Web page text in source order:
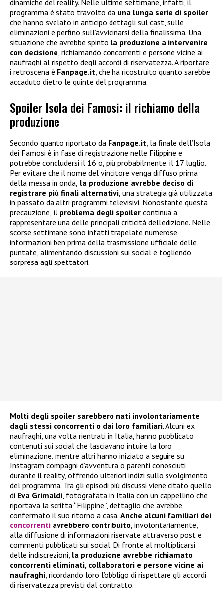
dinamiche del reality. Nelle ultime settimane, infatti, il
programma è stato travolto da una lunga serie di spoiler
che hanno svelato in anticipo dettagli sul cast, sulle
eliminazioni e perfino sull’avvicinarsi della finalissima. Una
situazione che avrebbe spinto la produzione a intervenire
con decisione, richiamando concorrenti e persone vicine ai
naufraghi al rispetto degli accordi di riservatezza. A riportare
i retroscena è Fanpage.it, che ha ricostruito quanto sarebbe
accaduto dietro le quinte del programma.
Spoiler Isola dei Famosi: il richiamo della
produzione
Secondo quanto riportato da Fanpage.it , la finale dell’Isola
dei Famosi è in fase di registrazione nelle Filippine e
potrebbe concludersi il 16 o, più probabilmente, il 17 luglio.
Per evitare che il nome del vincitore venga diffuso prima
della messa in onda, la produzione avrebbe deciso di
registrare più finali alternativi , una strategia già utilizzata
in passato da altri programmi televisivi. Nonostante questa
precauzione, il problema degli spoiler continua a
rappresentare una delle principali criticità dell’edizione. Nelle
scorse settimane sono infatti trapelate numerose
informazioni ben prima della trasmissione ufficiale delle
puntate, alimentando discussioni sui social e togliendo
sorpresa agli spettatori.
Molti degli spoiler sarebbero nati involontariamente
dagli stessi concorrenti o dai loro familiari. Alcuni ex
naufraghi, una volta rientrati in Italia, hanno pubblicato
contenuti sui social che lasciavano intuire la loro
eliminazione, mentre altri hanno iniziato a seguire su
Instagram compagni d’avventura o parenti conosciuti
durante il reality, offrendo ulteriori indizi sullo svolgimento
del programma. Tra gli episodi più discussi viene citato quello
di Eva Grimaldi , fotografata in Italia con un cappellino che
riportava la scritta “Filippine”, dettaglio che avrebbe
confermato il suo ritorno a casa. Anche alcuni familiari dei
concorrenti avrebbero contribuito , involontariamente,
alla diffusione di informazioni riservate attraverso post e
commenti pubblicati sui social. Di fronte al moltiplicarsi
delle indiscrezioni, la produzione avrebbe richiamato
concorrenti eliminati, collaboratori e persone vicine ai
naufraghi , ricordando loro l’obbligo di rispettare gli accordi
di riservatezza previsti dal contratto.